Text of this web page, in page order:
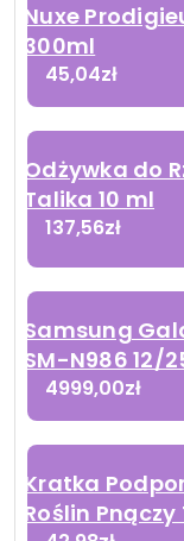
Nuxe
300ml
45,04zł
Odżywka do
Talika 10 ml
137,56zł
Samsung
SM-N986 12/
4999,00zł
Kratka
Roślin Pnączy